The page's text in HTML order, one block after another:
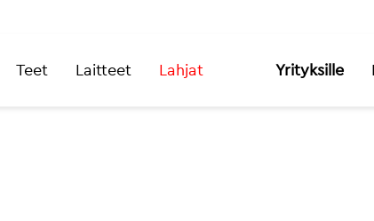
Teet Laitteet Lahjat Yrityksille